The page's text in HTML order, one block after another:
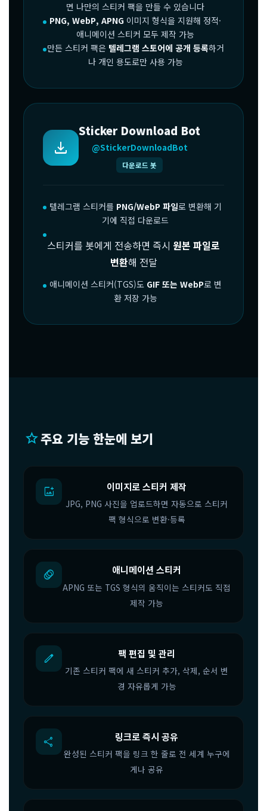
면 나만의 스티커 팩을 만들 수 있습니다
PNG, WebP, APNG 이미지 형식을 지원해 정적·
애니메이션 스티커 모두 제작 가능
만든 스티커 팩은 텔레그램 스토어에 공개 등록하거
나 개인 용도로만 사용 가능
download
Sticker Download Bot
@StickerDownloadBot
다운로드 봇
텔레그램 스티커를 PNG/WebP 파일로 변환해 기
기에 직접 다운로드
스티커를 봇에게 전송하면 즉시 원본 파일로
변환해 전달
애니메이션 스티커(TGS)도 GIF 또는 WebP로 변
환 저장 가능
star주요 기능 한눈에 보기
add_photo_alternate 이미지로 스티커 제작
JPG, PNG 사진을 업로드하면 자동으로 스티커
팩 형식으로 변환·등록
animation 애니메이션 스티커
APNG 또는 TGS 형식의 움직이는 스티커도 직접
제작 가능
edit 팩 편집 및 관리
기존 스티커 팩에 새 스티커 추가, 삭제, 순서 변
경 자유롭게 가능
share 링크로 즉시 공유
완성된 스티커 팩을 링크 한 줄로 전 세계 누구에
게나 공유